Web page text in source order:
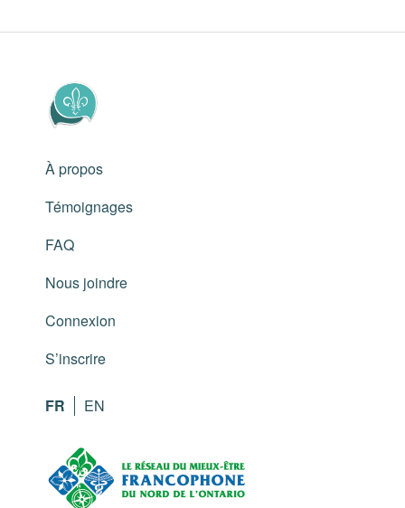
À propos
Témoignages
FAQ
Nous joindre
Connexion
S’inscrire
FR EN